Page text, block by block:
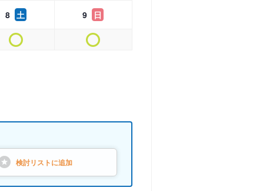
8 土 9 日
検討リストに追加